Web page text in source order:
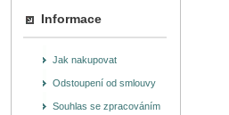
Informace
Jak nakupovat
Odstoupení od smlouvy
Souhlas se zpracováním